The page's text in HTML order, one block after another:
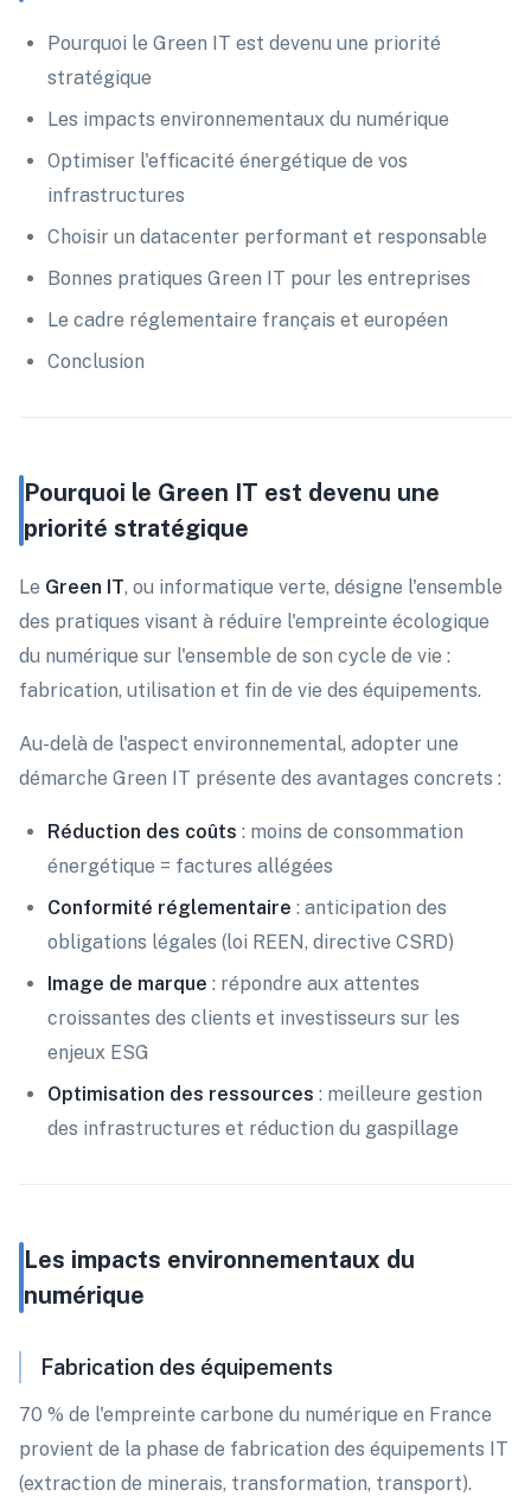
Pourquoi le Green IT est devenu une priorité
stratégique
Les impacts environnementaux du numérique
Optimiser l'efficacité énergétique de vos
infrastructures
Choisir un datacenter performant et responsable
Bonnes pratiques Green IT pour les entreprises
Le cadre réglementaire français et européen
Conclusion
Pourquoi le Green IT est devenu une
priorité stratégique
Le Green IT, ou informatique verte, désigne l'ensemble
des pratiques visant à réduire l'empreinte écologique
du numérique sur l'ensemble de son cycle de vie :
fabrication, utilisation et fin de vie des équipements.
Au-delà de l'aspect environnemental, adopter une
démarche Green IT présente des avantages concrets :
Réduction des coûts : moins de consommation
énergétique = factures allégées
Conformité réglementaire : anticipation des
obligations légales (loi REEN, directive CSRD)
Image de marque : répondre aux attentes
croissantes des clients et investisseurs sur les
enjeux ESG
Optimisation des ressources : meilleure gestion
des infrastructures et réduction du gaspillage
Les impacts environnementaux du
numérique
Fabrication des équipements
70 % de l'empreinte carbone du numérique en France
provient de la phase de fabrication des équipements IT
(extraction de minerais, transformation, transport).